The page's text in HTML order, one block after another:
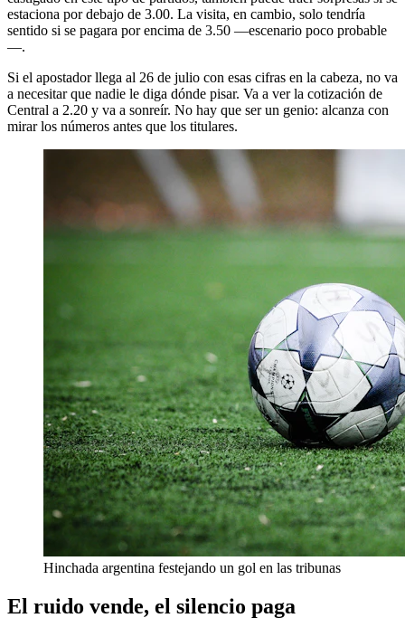
estaciona por debajo de 3.00. La visita, en cambio, solo tendría
sentido si se pagara por encima de 3.50 —escenario poco probable
—.
Si el apostador llega al 26 de julio con esas cifras en la cabeza, no va
a necesitar que nadie le diga dónde pisar. Va a ver la cotización de
Central a 2.20 y va a sonreír. No hay que ser un genio: alcanza con
mirar los números antes que los titulares.
Hinchada argentina festejando un gol en las tribunas
El ruido vende, el silencio paga